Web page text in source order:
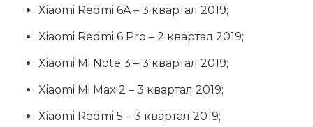
Xiaomi Redmi 6A – 3 квартал 2019;
Xiaomi Redmi 6 Pro – 2 квартал 2019;
Xiaomi Mi Note 3 – 3 квартал 2019;
Xiaomi Mi Max 2 – 3 квартал 2019;
Xiaomi Redmi 5 – 3 квартал 2019;